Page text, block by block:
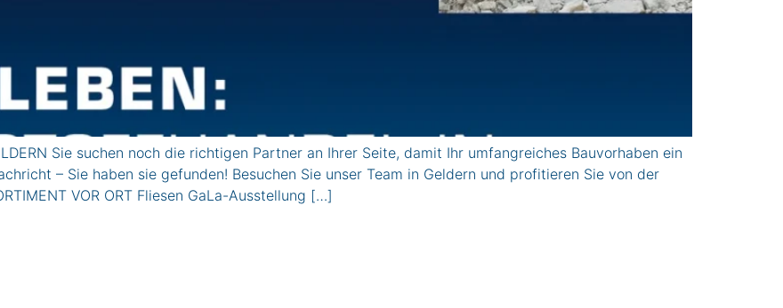
Sie suchen noch die richtigen Partner an Ihrer Seite, damit Ihr umfangreiches Bauvorhaben ein
– Sie haben sie gefunden! Besuchen Sie unser Team in Geldern und profitieren Sie von der
VOR ORT Fliesen GaLa-Ausstellung […]